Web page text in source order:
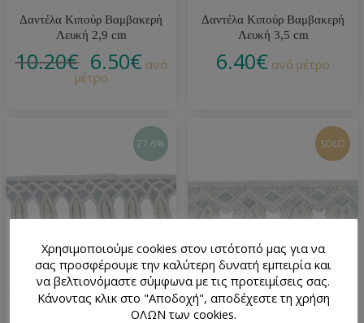
Δαντέλα Κιπούρ Βαμβακερή
Λευκή 2,9 cm
10.20€ 6.50€ ανά
μέτρο
Δαντέλα Κιπούρ Βαμβακερή
Λευκή 3,5 cm
6.40€ ανά μέτρο
27.6%
Δαντέλα Κιπούρ Βαμβακερή
SOLD
Δαντέλα Κιπούρ Βαμβακερή
Χρησιμοποιούμε cookies στον ιστότοπό μας για να
σας προσφέρουμε την καλύτερη δυνατή εμπειρία και
να βελτιονόμαστε σύμφωνα με τις προτειμίσεις σας.
Κάνοντας κλικ στο "Αποδοχή", αποδέχεστε τη χρήση
ΟΛΩΝ των cookies.